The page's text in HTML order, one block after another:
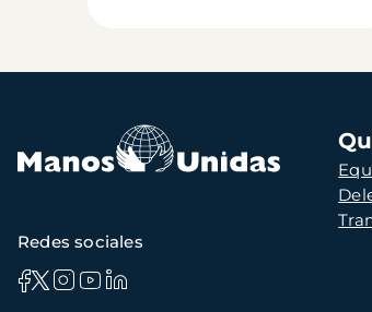
principal
Redes sociales